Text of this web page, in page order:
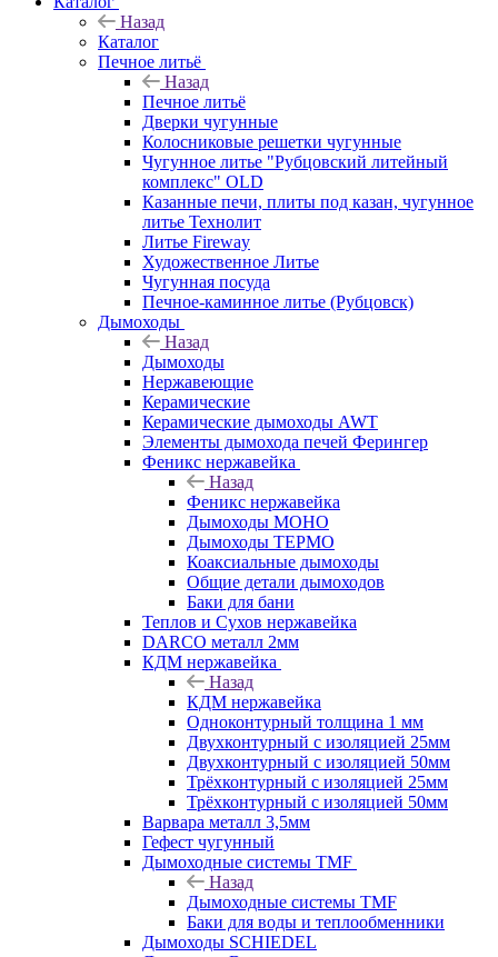
Назад
Каталог
Печное литьё
Назад
Печное литьё
Дверки чугунные
Колосниковые решетки чугунные
Чугунное литье "Рубцовский литейный
комплекс" OLD
Казанные печи, плиты под казан, чугунное
литье Технолит
Литье Fireway
Художественное Литье
Чугунная посуда
Печное-каминное литье (Рубцовск)
Дымоходы
Назад
Дымоходы
Нержавеющие
Керамические
Керамические дымоходы AWT
Элементы дымохода печей Ферингер
Феникс нержавейка
Назад
Феникс нержавейка
Дымоходы МОНО
Дымоходы ТЕРМО
Коаксиальные дымоходы
Общие детали дымоходов
Баки для бани
Теплов и Сухов нержавейка
DARCO металл 2мм
КДМ нержавейка
Назад
КДМ нержавейка
Одноконтурный толщина 1 мм
Двухконтурный с изоляцией 25мм
Двухконтурный с изоляцией 50мм
Трёхконтурный с изоляцией 25мм
Трёхконтурный с изоляцией 50мм
Варвара металл 3,5мм
Гефест чугунный
Дымоходные системы TMF
Назад
Дымоходные системы TMF
Баки для воды и теплообменники
Дымоходы SCHIEDEL